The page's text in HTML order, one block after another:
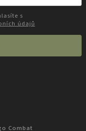
údajů
Combat